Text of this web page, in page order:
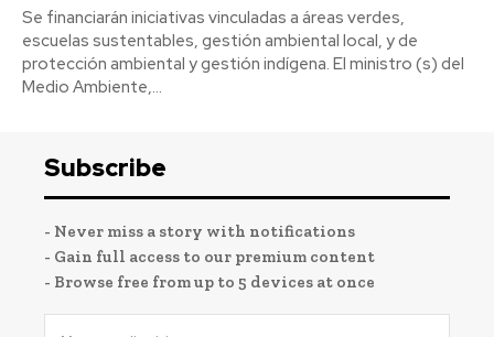
Se financiarán iniciativas vinculadas a áreas verdes,
escuelas sustentables, gestión ambiental local, y de
protección ambiental y gestión indígena. El ministro (s) del
Medio Ambiente,...
Subscribe
- Never miss a story with notifications
- Gain full access to our premium content
- Browse free from up to 5 devices at once